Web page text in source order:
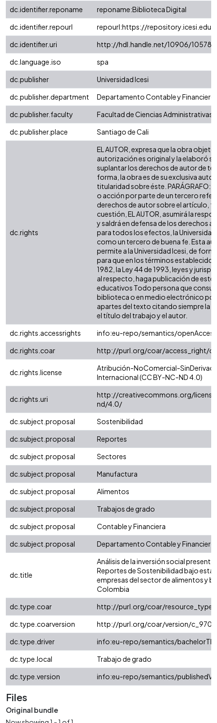
dc.identifier.reponame
reponame:Biblioteca Digital
dc.identifier.repourl
repourl:https://
dc.identifier.uri
http://hdl.handle.net/10906/105781
dc.language.iso
spa
dc.publisher
Universidad Icesi
dc.publisher.department
Departamento Contable y Financiero
dc.publisher.faculty
Facultad de Ciencias Administrativas
dc.publisher.place
Santiago de Cali
dc.rights
EL AUTOR, expresa que la obra
autorización es original y la elaboró
suplantar los derechos de autor de
forma, la obra es de su exclusiva
titularidad sobre éste. PARÁGRAFO:
o acción por parte de un tercero
derechos de autor sobre el artículo,
cuestión, EL AUTOR, asumirá la
y saldrá en defensa de los derechos
para todos los efectos, la Universidad
como un tercero de buena fe. Esta
permite a la Universidad Icesi, de
para que en los términos establecidos
1982, la Ley 44 de 1993, leyes y
al respecto, haga publicación de este
educativos Todo persona que
biblioteca o en medio electrónico
apartes del texto citando siempre la
el título del trabajo y el autor.
dc.rights.accessrights
info:eu-repo/semantics/openAccess
dc.rights.coar
http://purl.org/coar/access_right/
dc.rights.license
Atribución-NoComercial-
Internacional (CC BY-NC-ND 4.0)
dc.rights.uri
http://creativecommons.org/
nd/4.0/
dc.subject.proposal
Sostenibilidad
dc.subject.proposal
Reportes
dc.subject.proposal
Sectores
dc.subject.proposal
Manufactura
dc.subject.proposal
Alimentos
dc.subject.proposal
Trabajos de grado
dc.subject.proposal
Contable y Financiera
dc.subject.proposal
Departamento Contable y Financiero
dc.title
Análisis de la inversión social
Reportes de Sostenibilidad bajo
empresas del sector de alimentos y
Colombia
dc.type.coar
http://purl.org/coar/resource_type/
dc.type.coarversion
http://purl.org/coar/version/
dc.type.driver
info:eu-repo/semantics/
dc.type.local
Trabajo de grado
dc.type.version
info:eu-repo/semantics/
Files
Original bundle